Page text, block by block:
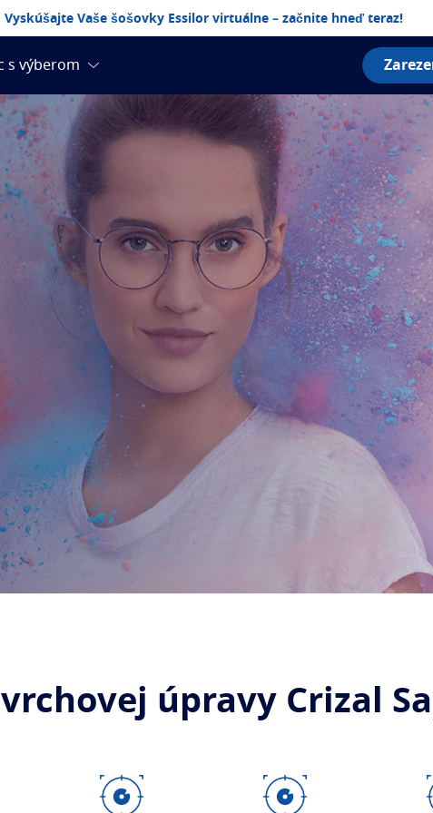
Vyskúšajte Vaše šošovky Essilor virtuálne – začnite hneď teraz!
úpravy Crizal